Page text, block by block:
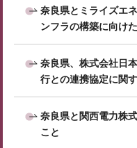
奈良県とミライズエ
ンフラの構築に向け
奈良県、株式会社日
行との連携協定に関
奈良県と関西電力株
こと